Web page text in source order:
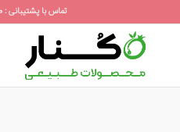
تماس با پشتیبانی : 2550 - 690 - 0919